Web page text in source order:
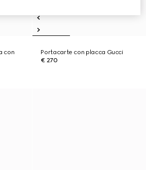
con
Portacarte con placca Gucci
€ 270